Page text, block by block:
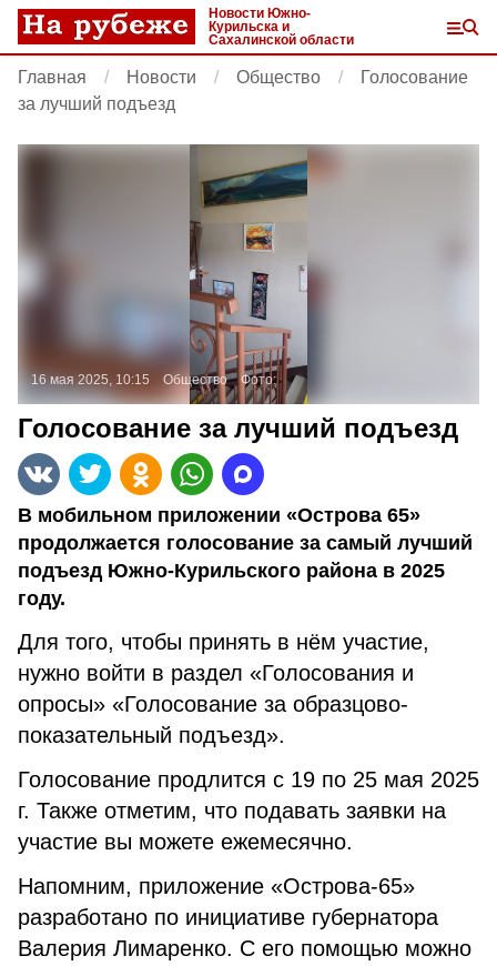
Новости Южно-
Курильска и
Сахалинской области
Главная Новости Общество
Голосование
за лучший подъезд
16 мая 2025, 10:15 Общество Фото:
Голосование за лучший подъезд
В мобильном приложении «Острова 65»
продолжается голосование за самый лучший
подъезд Южно-Курильского района в 2025
году.
Для того, чтобы принять в нём участие,
нужно войти в раздел «Голосования и
опросы» «Голосование за образцово-
показательный подъезд».
Голосование продлится c 19 по 25 мая 2025
г. Также отметим, что подавать заявки на
участие вы можете ежемесячно.
Напомним, приложение «Острова-65»
разработано по инициативе губернатора
Валерия Лимаренко. С его помощью можно